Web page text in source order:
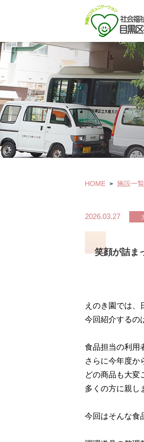
HOME > 施設一覧
2026.03.27
笑顔が詰ま
えのき園では、
今回紹介するの
食品担当の利用
さらに今年度か
どの商品も大変
多くの方に親し
今回はそんな食